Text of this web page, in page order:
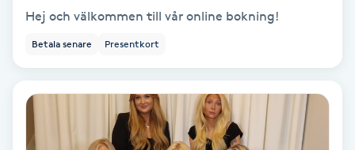
Bottenfärg
Brynformning
Brynfärgning
Hej och välkommen till vår online bokning!
Betala senare Presentkort